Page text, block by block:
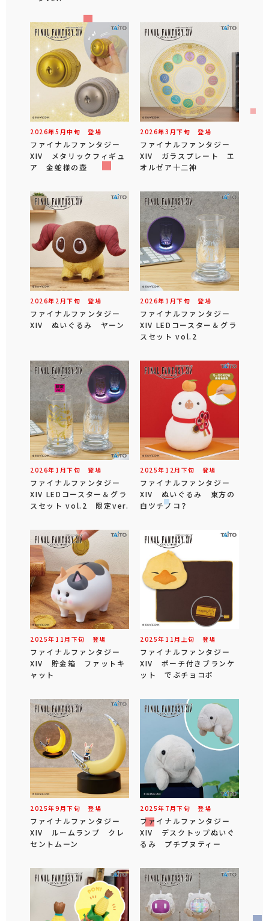
2026年5 月中旬 登場
ファイナルファンタジー
XIV メタリックフィギュ
ア 金蛇様の壺
2026年3 月下旬 登場
ファイナルファンタジー
XIV ガラスプレート エ
オルゼア十二神
2026年 2 月下旬 登場
ファイナルファンタジー
XIV ぬいぐるみ ヤーン
2026年 1 月下旬 登場
ファイナルファンタジー
XIV LEDコースター＆グラ
スセット vol.2
2026年 1 月下旬 登場
ファイナルファンタジー
XIV LEDコースター＆グラ
スセット vol.2 限定ver.
2025年 12 月 下旬 登場
ファイナルファンタジー
XIV ぬいぐるみ 東方の
白ツチノコ？
2025年 11 月 下旬 登場
ファイナルファンタジー
XIV 貯金箱 ファットキ
ャット
2025年 11 月 上旬 登場
ファイナルファンタジー
XIV ポーチ付きブランケ
ット でぶチョコボ
2025年9 月下旬 登場
ファイナルファンタジー
XIV ルームランプ クレ
セントムーン
2025年 7 月下旬 登場
ファイナルファンタジー
XIV デスクトップぬいぐ
るみ プチプヌティー